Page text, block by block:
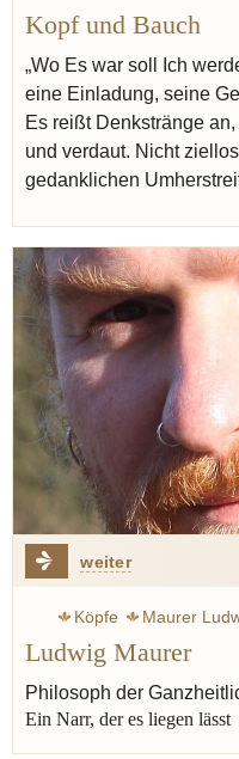
Kopf und Bauch
„Wo Es war soll Ich
eine Einladung, seine
Es reißt Denkstränge
und verdaut. Nicht
gedanklichen
weiter
Köpfe Maurer
Ludwig Maurer
Philosoph der
Ein Narr, der es liegen lässt